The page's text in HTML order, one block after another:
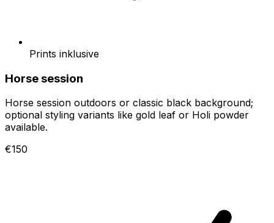
Prints inklusive
Horse session
Horse session outdoors or classic black background;
optional styling variants like gold leaf or Holi powder
available.
€150